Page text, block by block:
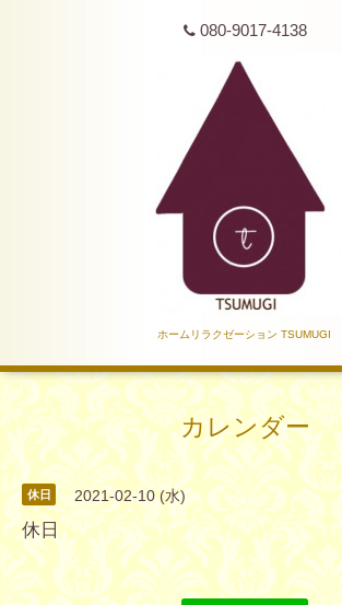
080-9017-4138
ホームリラクゼーション TSUMUGI
カレンダー
休日 2021-02-10 (水)
休日